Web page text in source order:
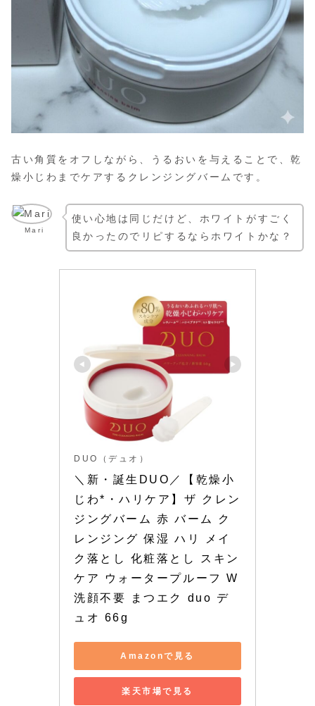
古い角質をオフしながら、うるおいを与えることで、乾
燥小じわまでケアするクレンジングバームです。
Mari
使い心地は同じだけど、ホワイトがすごく
良かったのでリピするならホワイトかな？
DUO（デュオ）
＼新・誕生DUO／【乾燥小
じわ*・ハリケア】ザ クレン
ジングバーム 赤 バーム ク
レンジング 保湿 ハリ メイ
ク落とし 化粧落とし スキン
ケア ウォータープルーフ W
洗顔不要 まつエク duo デ
ュオ 66g
Amazonで見る
楽天市場で見る